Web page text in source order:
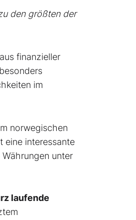
den größten der
finanzieller
im
norwegischen
eine interessante
unter
laufende